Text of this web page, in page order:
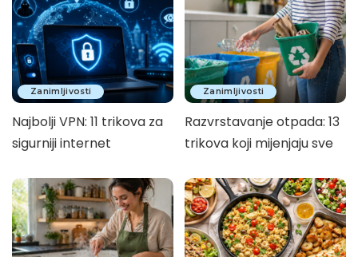
Zanimljivosti
Najbolji VPN: 11 trikova za
sigurniji internet
Zanimljivosti
Razvrstavanje otpada: 13
trikova koji mijenjaju sve